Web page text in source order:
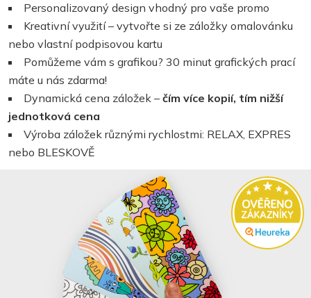
Kalendáře
Personalizovaný design vhodný pro vaše promo
Kreativní využití – vytvořte si ze záložky omalovánku
nebo vlastní podpisovou kartu
Pomůžeme vám s grafikou? 30 minut grafických prací
máte u nás zdarma!
Dynamická cena záložek – čím více kopií, tím nižší
jednotková cena
Výroba záložek různými rychlostmi: RELAX, EXPRES
nebo BLESKOVĚ